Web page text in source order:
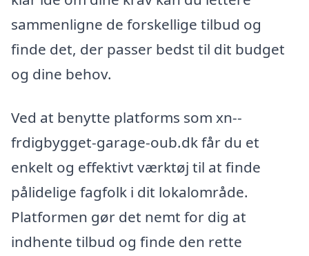
sammenligne de forskellige tilbud og
finde det, der passer bedst til dit budget
og dine behov.
Ved at benytte platforms som xn--
frdigbygget-garage-oub.dk får du et
enkelt og effektivt værktøj til at finde
pålidelige fagfolk i dit lokalområde.
Platformen gør det nemt for dig at
indhente tilbud og finde den rette